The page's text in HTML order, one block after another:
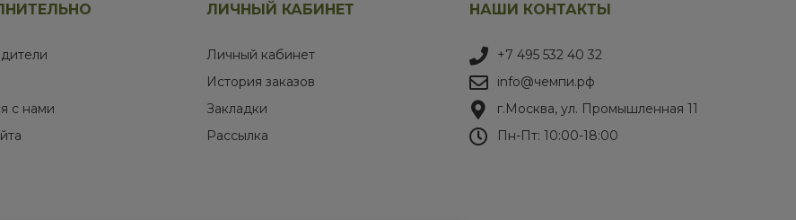
с нами
ЛИЧНЫЙ КАБИНЕТ
Личный кабинет
История заказов
Закладки
Рассылка
НАШИ КОНТАКТЫ
+7 495 532 40 32
info@чемпи.рф
г.Москва, ул. Промышленная 11
Пн-Пт: 10:00-18:00